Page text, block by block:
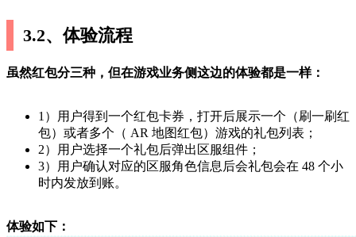
3.2、体验流程
虽然红包分三种，但在游戏业务侧这边的体验都是一样：
1）用户得到一个红包卡券，打开后展示一个（刷一刷红
包）或者多个（ AR 地图红包）游戏的礼包列表；
2）用户选择一个礼包后弹出区服组件；
3）用户确认对应的区服角色信息后会礼包会在 48 个小
时内发放到账。
体验如下：